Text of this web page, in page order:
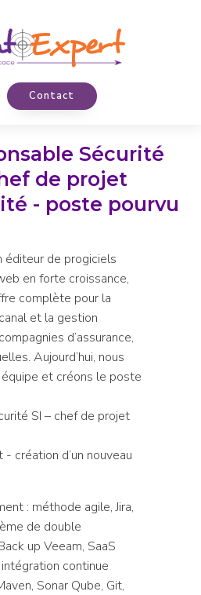
Contact
Sécurité
de projet
- poste pourvu
éditeur de progiciels
en forte croissance,
complète pour la
et la gestion
d’assurance,
Aujourd’hui, nous
et créons le poste
SI – chef de projet
création d’un nouveau
: méthode agile, Jira,
de double
up Veeam, SaaS
continue
Sonar Qube, Git,